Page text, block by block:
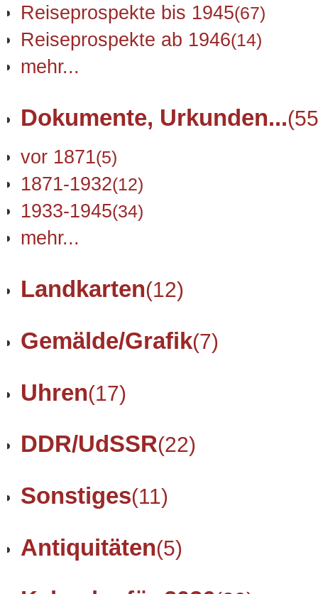
Reiseprospekte bis 1945(67)
Reiseprospekte ab 1946(14)
mehr...
Dokumente, Urkunden...
vor 1871(5)
1871-1932(12)
1933-1945(34)
mehr...
Landkarten(12)
Gemälde/Grafik(7)
Uhren(17)
DDR/UdSSR(22)
Sonstiges(11)
Antiquitäten(5)